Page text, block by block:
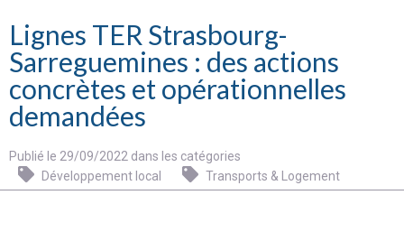
Lignes TER Strasbourg-
Sarreguemines : des actions
concrètes et opérationnelles
demandées
Publié le 29/09/2022 dans les catégories
Développement local
Transports & Logement